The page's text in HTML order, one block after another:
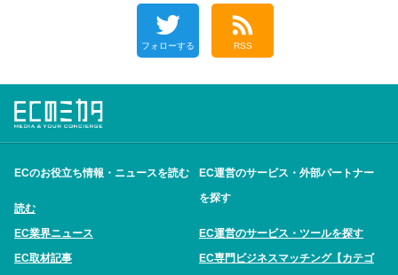
フォローする RSS
ECのお役立ち情報・ニュースを読む
読む
EC業界ニュース
EC取材記事
EC運営のサービス・外部パートナー
を探す
EC運営のサービス・ツールを探す
EC専門ビジネスマッチング【カテゴ